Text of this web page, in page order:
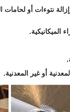
نتوءات أو لحامات
أو غير المعدنية.